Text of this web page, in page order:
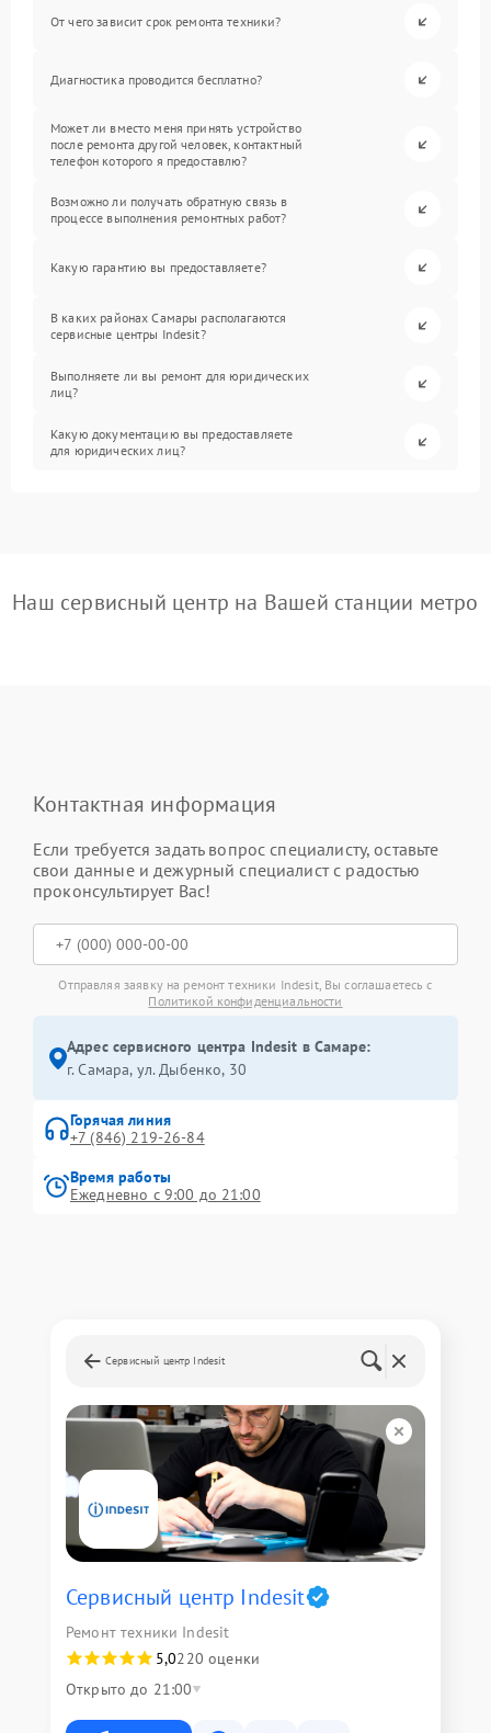
От чего зависит срок ремонта техники?
Диагностика проводится бесплатно?
Может ли вместо меня принять устройство
после ремонта другой человек, контактный
телефон которого я предоставлю?
Возможно ли получать обратную связь в
процессе выполнения ремонтных работ?
Какую гарантию вы предоставляете?
В каких районах Самары располагаются
сервисные центры Indesit?
Выполняете ли вы ремонт для юридических
лиц?
Какую документацию вы предоставляете
для юридических лиц?
Наш сервисный центр на Вашей станции метро
Контактная информация
Если требуется задать вопрос специалисту, оставьте
свои данные и дежурный специалист с радостью
проконсультирует Вас!
Отправляя заявку на ремонт техники Indesit, Вы соглашаетесь с
Политикой конфиденциальности
Адрес сервисного центра Indesit в Самаре:
г. Самара, ул. Дыбенко, 30
Горячая линия
+7 (846) 219-26-84
Время работы
Ежедневно с 9:00 до 21:00
Сервисный центр Indesit
Сервисный центр Indesit
Ремонт техники Indesit
5,0220 оценки
Открыто до 21:00